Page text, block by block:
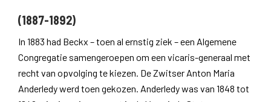
(1887-1892)
In 1883 had Beckx – toen al ernstig ziek – een Algemene
Congregatie samengeroepen om een vicaris-generaal met
recht van opvolging te kiezen. De Zwitser Anton Maria
Anderledy werd toen gekozen. Anderledy was van 1848 tot